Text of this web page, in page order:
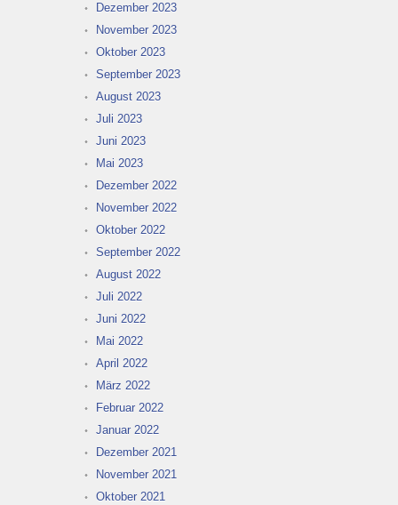
Dezember 2023
November 2023
Oktober 2023
September 2023
August 2023
Juli 2023
Juni 2023
Mai 2023
Dezember 2022
November 2022
Oktober 2022
September 2022
August 2022
Juli 2022
Juni 2022
Mai 2022
April 2022
März 2022
Februar 2022
Januar 2022
Dezember 2021
November 2021
Oktober 2021